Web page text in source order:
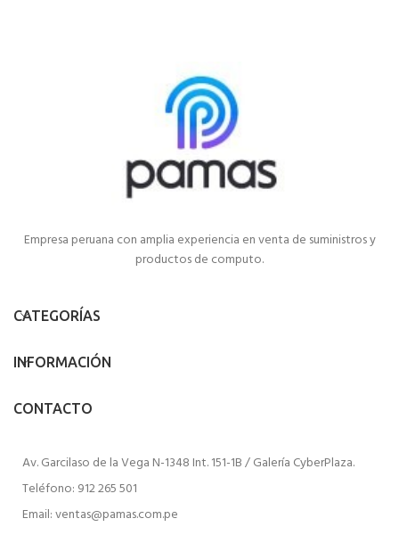
Empresa peruana con amplia experiencia en venta de suministros y
productos de computo.
CATEGORÍAS
INFORMACIÓN
CONTACTO
Av. Garcilaso de la Vega N-1348 Int. 151-1B / Galería CyberPlaza.
Teléfono: 912 265 501
Email: ventas@pamas.com.pe